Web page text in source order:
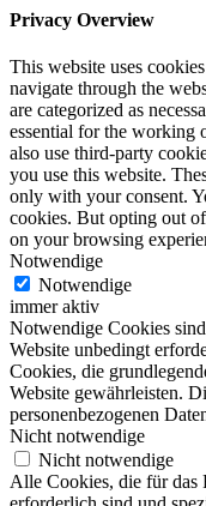
Privacy Overview
This website uses
navigate through the
are categorized as
essential for the working
also use third-party
you use this website.
only with your consent.
cookies. But opting out
on your browsing
Notwendige
Notwendige
immer aktiv
Notwendige Cookies
Website unbedingt
Cookies, die
Website gewährleisten.
personenbezogenen
Nicht notwendige
Nicht notwendige
Alle Cookies, die für das